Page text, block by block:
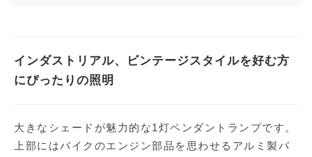
インダストリアル、ビンテージスタイルを好む方
にぴったりの照明
大きなシェードが魅力的な1灯ペンダントランプです。
上部にはバイクのエンジン部品を思わせるアルミ製バ